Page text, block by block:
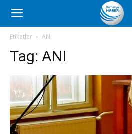
Romanya
Haber
Etiketler ANI
Tag: ANI